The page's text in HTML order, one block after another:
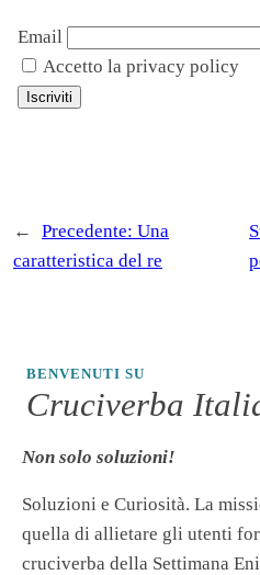
Email
Accetto la privacy policy
← Precedente: Una
caratteristica del re
BENVENUTI SU
Cruciverba
Non solo soluzioni!
Soluzioni e Curiosità. La
quella di allietare gli utenti
cruciverba della Settimana